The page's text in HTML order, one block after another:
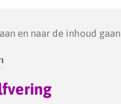
en naar de inhoud gaan